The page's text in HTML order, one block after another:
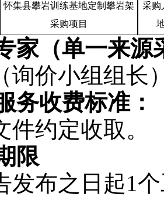
怀集县攀岩训练基地定制攀岩架
采购项目
采购
家（单一来源
询价小组组长
务收费标准：
件约定收取。
限
发布之日起1